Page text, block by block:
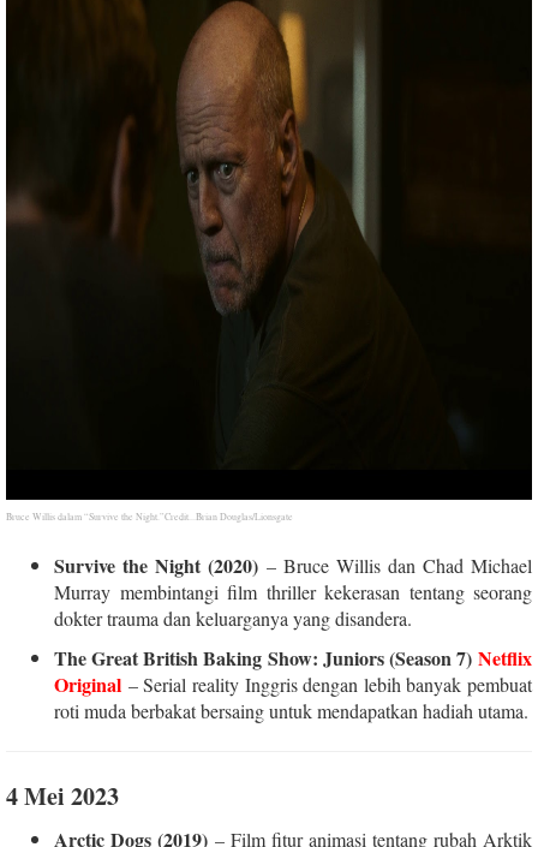
Bruce Willis dalam “Survive the Night.”Credit...Brian Douglas/Lionsgate
Survive the Night (2020) – Bruce Willis dan Chad Michael
Murray membintangi film thriller kekerasan tentang seorang
dokter trauma dan keluarganya yang disandera.
The Great British Baking Show: Juniors (Season 7) Netflix
Original – Serial reality Inggris dengan lebih banyak pembuat
roti muda berbakat bersaing untuk mendapatkan hadiah utama.
4 Mei 2023
Arctic Dogs (2019) – Film fitur animasi tentang rubah Arktik